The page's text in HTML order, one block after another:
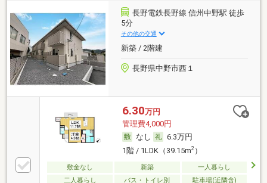
長野電鉄長野線 信州中野駅 徒歩
5分
その他の交通
新築 / 2階建
長野県中野市西１
6.30万円
管理費4,000円
なし
6.3万円
1階 / 1LDK（39.15m2）
敷金なし 新築
一人暮らし
二人暮らし
バス・トイレ別 駐車場(近隣含)